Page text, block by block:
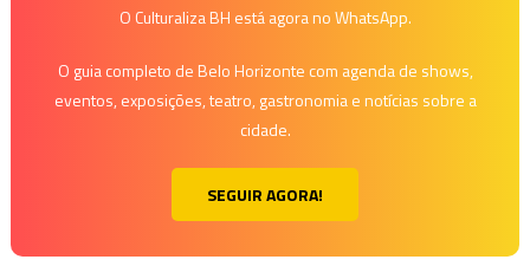
O Culturaliza BH está agora no WhatsApp.
O guia completo de Belo Horizonte com agenda de shows,
eventos, exposições, teatro, gastronomia e notícias sobre a
cidade.
SEGUIR AGORA!